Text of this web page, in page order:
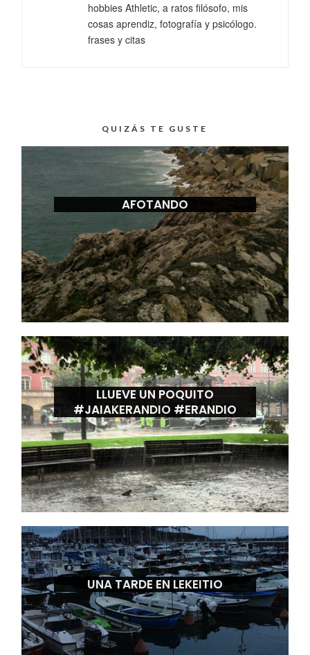
hobbies Athletic, a ratos filósofo, mis
cosas aprendiz, fotografía y psicólogo.
frases y citas
QUIZÁS TE GUSTE
AFOTANDO
LLUEVE UN POQUITO
#JAIAKERANDIO #ERANDIO
UNA TARDE EN LEKEITIO